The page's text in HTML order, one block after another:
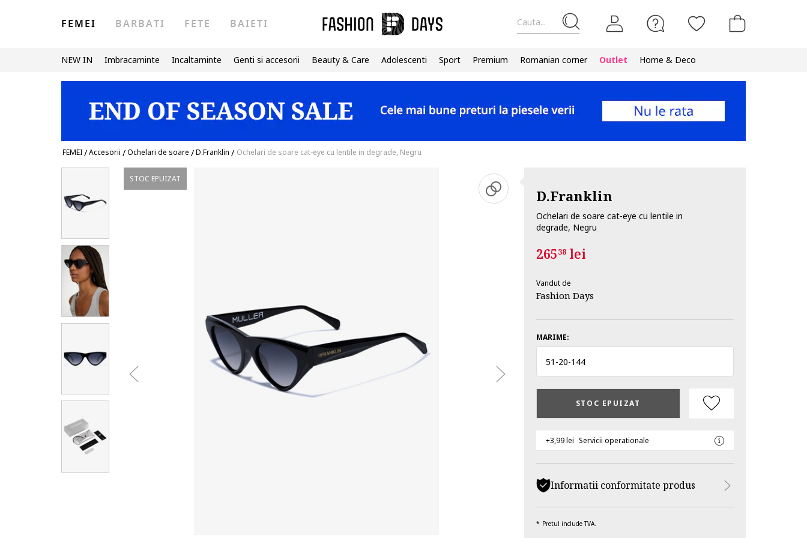
Cauta...
FEMEI BARBATI FETE BAIETI
NEW IN Imbracaminte Incaltaminte Genti si accesorii Beauty & Care Adolescenti Sport Premium Romanian corner Outlet Home & Deco
FEMEI/Accesorii /Ochelari de soare /D.Franklin / Ochelari de soare cat-eye cu lentile in degrade, Negru
STOC EPUIZAT
D.Franklin
Ochelari de soare cat-eye cu lentile in
degrade, Negru
26538lei
Vandut de
Fashion Days
MARIME:
51 -20-144
STOC EPUIZAT
+3,99 lei Servicii operationale
Informatii conformitate produs
Pretul include TVA.